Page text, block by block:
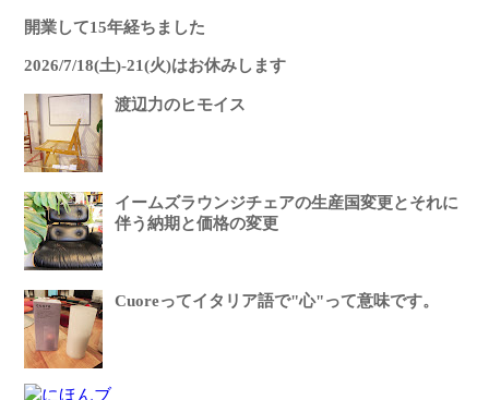
開業して15年経ちました
2026/7/18(土)-21(火)はお休みします
渡辺力のヒモイス
イームズラウンジチェアの生産国変更とそれに
伴う納期と価格の変更
Cuoreってイタリア語で"心"って意味です。